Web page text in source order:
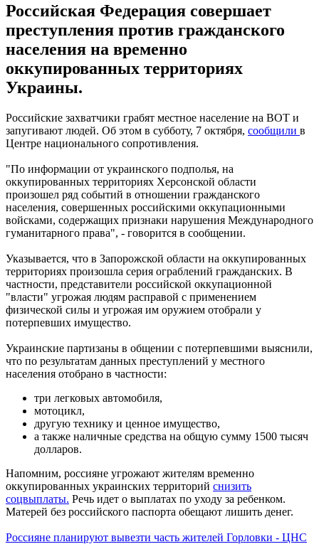
Российская Федерация совершает
преступления против гражданского
населения на временно
оккупированных территориях
Украины.
Российские захватчики грабят местное население на ВОТ и
запугивают людей. Об этом в субботу, 7 октября, сообщили в
Центре национального сопротивления.
"По информации от украинского подполья, на
оккупированных территориях Херсонской области
произошел ряд событий в отношении гражданского
населения, совершенных российскими оккупационными
войсками, содержащих признаки нарушения Международного
гуманитарного права", - говорится в сообщении.
Указывается, что в Запорожской области на оккупированных
территориях произошла серия ограблений гражданских. В
частности, представители российской оккупационной
"власти" угрожая людям расправой с применением
физической силы и угрожая им оружием отобрали у
потерпевших имущество.
Украинские партизаны в общении с потерпевшими выяснили,
что по результатам данных преступлений у местного
населения отобрано в частности:
три легковых автомобиля,
мотоцикл,
другую технику и ценное имущество,
а также наличные средства на общую сумму 1500 тысяч
долларов.
Напомним, россияне угрожают жителям временно
оккупированных украинских территорий снизить
соцвыплаты. Речь идет о выплатах по уходу за ребенком.
Матерей без российского паспорта обещают лишить денег.
Россияне планируют вывезти часть жителей Горловки - ЦНС